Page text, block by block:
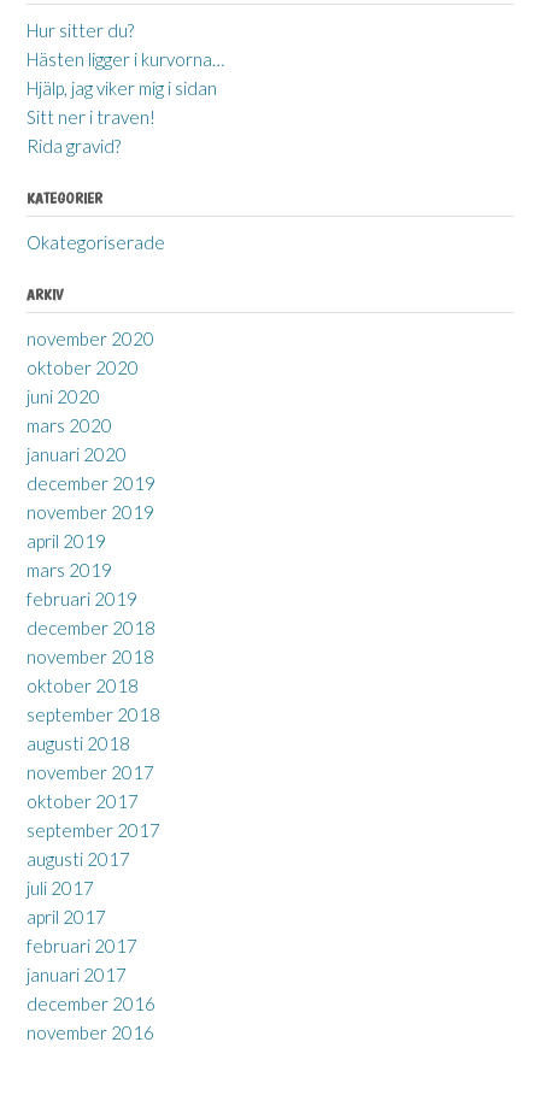
Hur sitter du?
Hästen ligger i kurvorna…
Hjälp, jag viker mig i sidan
Sitt ner i traven!
Rida gravid?
KATEGORIER
Okategoriserade
ARKIV
november 2020
oktober 2020
juni 2020
mars 2020
januari 2020
december 2019
november 2019
april 2019
mars 2019
februari 2019
december 2018
november 2018
oktober 2018
september 2018
augusti 2018
november 2017
oktober 2017
september 2017
augusti 2017
juli 2017
april 2017
februari 2017
januari 2017
december 2016
november 2016